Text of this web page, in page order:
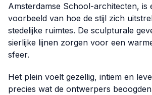
Amsterdamse School-architecten, is
voorbeeld van hoe de stijl zich
stedelijke ruimtes. De sculpturale
sierlijke lijnen zorgen voor een
sfeer.
Het plein voelt gezellig, intiem en
precies wat de ontwerpers